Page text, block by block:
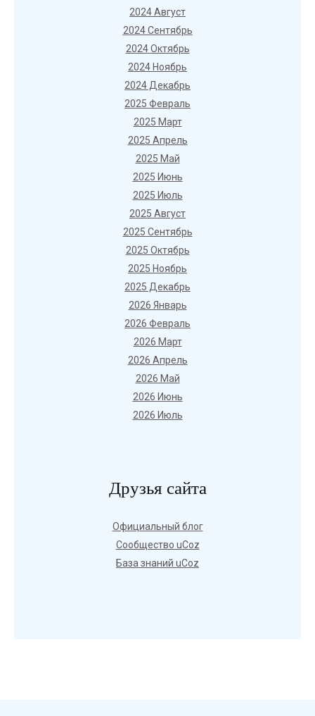
2024 Август
2024 Сентябрь
2024 Октябрь
2024 Ноябрь
2024 Декабрь
2025 Февраль
2025 Март
2025 Апрель
2025 Май
2025 Июнь
2025 Июль
2025 Август
2025 Сентябрь
2025 Октябрь
2025 Ноябрь
2025 Декабрь
2026 Январь
2026 Февраль
2026 Март
2026 Апрель
2026 Май
2026 Июнь
2026 Июль
Друзья сайта
Официальный блог
Сообщество uCoz
База знаний uCoz